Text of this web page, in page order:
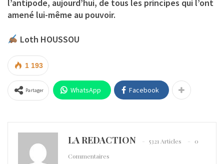
l’antipode, aujourd’hui, de tous les principes qui l’ont
amené lui-même au pouvoir.
Loth HOUSSOU
1 193
Partager WhatsApp Facebook
LA REDACTION 5321 Articles
0
Commentaires